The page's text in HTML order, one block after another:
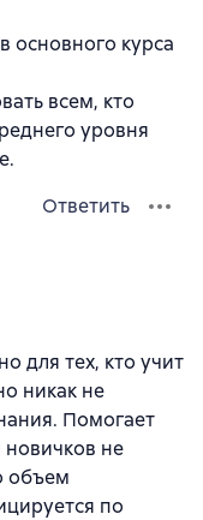
основного курса
всем, кто
уровня
Ответить
для тех, кто учит
никак не
Помогает
новичков не
объем
по